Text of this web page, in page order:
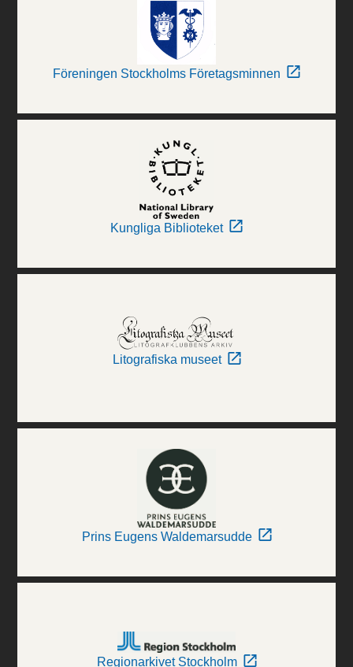
Föreningen Stockholms Företagsminnen
Kungliga Biblioteket
Litografiska museet
Prins Eugens Waldemarsudde
Regionarkivet Stockholm